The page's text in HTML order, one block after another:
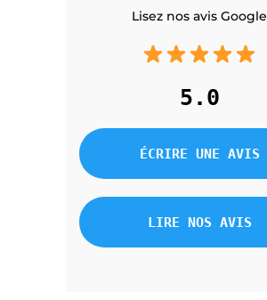
Lisez nos avis Google
5.0
ÉCRIRE UNE AVIS
LIRE NOS AVIS